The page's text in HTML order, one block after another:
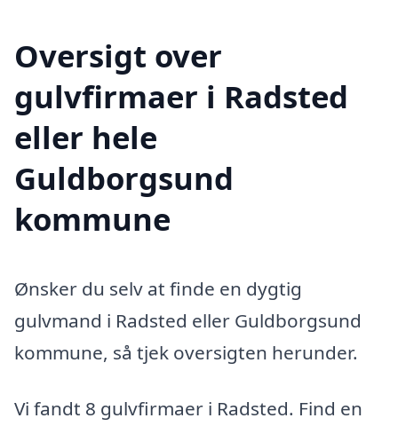
Oversigt over
gulvfirmaer i Radsted
eller hele
Guldborgsund
kommune
Ønsker du selv at finde en dygtig
gulvmand i Radsted eller Guldborgsund
kommune, så tjek oversigten herunder.
Vi fandt 8 gulvfirmaer i Radsted. Find en